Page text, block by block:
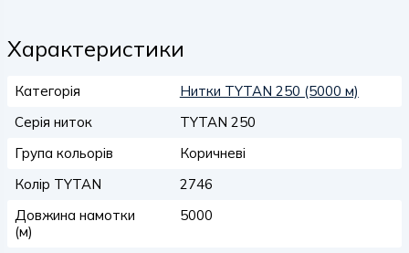
Характеристики
Категорія
Нитки TYTAN 250 (5000 м)
Серія ниток
TYTAN 250
Група кольорів
Коричневі
Колір TYTAN
2746
Довжина намотки
(м)
5000